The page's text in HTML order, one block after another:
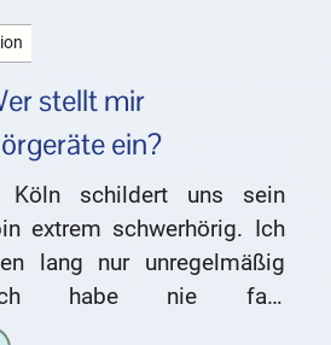
stellt mir
ein?
Köln schildert uns sein
extrem schwerhörig. Ich
lang nur unregelmäßig
Ich habe nie faul
immer mal hier, mal